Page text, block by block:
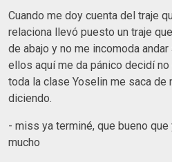
Cuando me doy cuenta del traje
relaciona llevó puesto un traje
de abajo y no me incomoda
ellos aquí me da pánico decidí
toda la clase Yoselin me saca de
diciendo.
- miss ya terminé, que bueno
mucho